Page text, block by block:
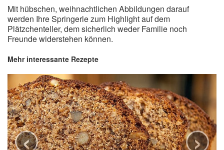
Mit hübschen, weihnachtlichen Abbildungen darauf
werden Ihre Springerle zum Highlight auf dem
Plätzchenteller, dem sicherlich weder Familie noch
Freunde widerstehen können.
Mehr interessante Rezepte
‹ ›